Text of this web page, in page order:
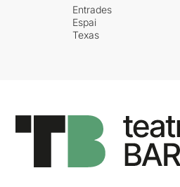
Entrades
Espai
Texas